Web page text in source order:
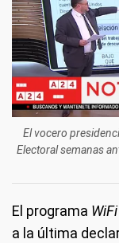
El vocero
Electoral semanas
El programa WiFi
a la última